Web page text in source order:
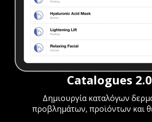
Catalogues 2.0
Δημιουργία καταλόγων
προβλημάτων, προϊόντων και